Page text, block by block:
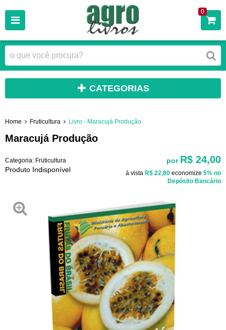
0
CATEGORIAS
Home Fruticultura Livro - Maracujá Produção
Maracujá Produção
Categoria: Fruticultura
Produto Indisponível
por R$ 24,00
à vista R$ 22,80 economize 5% no
Depósito Bancário